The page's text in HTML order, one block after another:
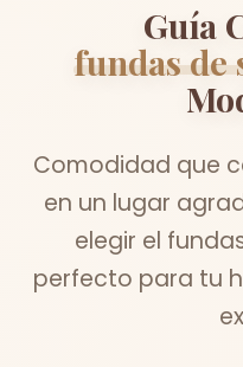
Guía
fundas de
Comodidad que
en un lugar
elegir el
perfecto para tu